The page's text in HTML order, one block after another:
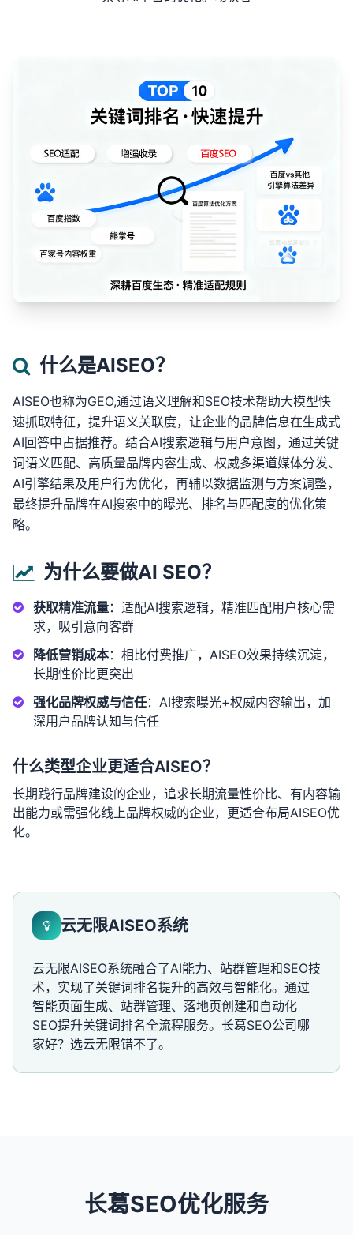
什么是AISEO？
AISEO也称为GEO,通过语义理解和SEO技术帮助大模型快
速抓取特征，提升语义关联度，让企业的品牌信息在生成式
AI回答中占据推荐。结合AI搜索逻辑与用户意图，通过关键
词语义匹配、高质量品牌内容生成、权威多渠道媒体分发、
AI引擎结果及用户行为优化，再辅以数据监测与方案调整，
最终提升品牌在AI搜索中的曝光、排名与匹配度的优化策
略。
为什么要做AI SEO？
获取精准流量：适配AI搜索逻辑，精准匹配用户核心需
求，吸引意向客群
降低营销成本：相比付费推广，AISEO效果持续沉淀，
长期性价比更突出
强化品牌权威与信任：AI搜索曝光+权威内容输出，加
深用户品牌认知与信任
什么类型企业更适合AISEO？
长期践行品牌建设的企业，追求长期流量性价比、有内容输
出能力或需强化线上品牌权威的企业，更适合布局AISEO优
化。
云无限AISEO系统
云无限AISEO系统融合了AI能力、站群管理和SEO技
术，实现了关键词排名提升的高效与智能化。通过
智能页面生成、站群管理、落地页创建和自动化
SEO提升关键词排名全流程服务。长葛SEO公司哪
家好？选云无限错不了。
长葛SEO优化服务